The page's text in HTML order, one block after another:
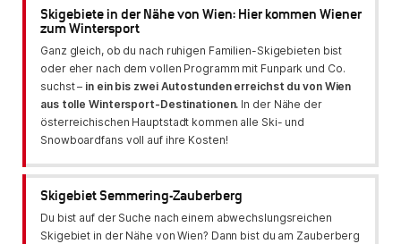
Skigebiete in der Nähe von Wien: Hier kommen Wiener
zum Wintersport
Ganz gleich, ob du nach ruhigen Familien-Skigebieten bist
oder eher nach dem vollen Programm mit Funpark und Co.
suchst – in ein bis zwei Autostunden erreichst du von Wien
aus tolle Wintersport-Destinationen. In der Nähe der
österreichischen Hauptstadt kommen alle Ski- und
Snowboardfans voll auf ihre Kosten!
Skigebiet Semmering-Zauberberg
Du bist auf der Suche nach einem abwechslungsreichen
Skigebiet in der Nähe von Wien? Dann bist du am Zauberberg